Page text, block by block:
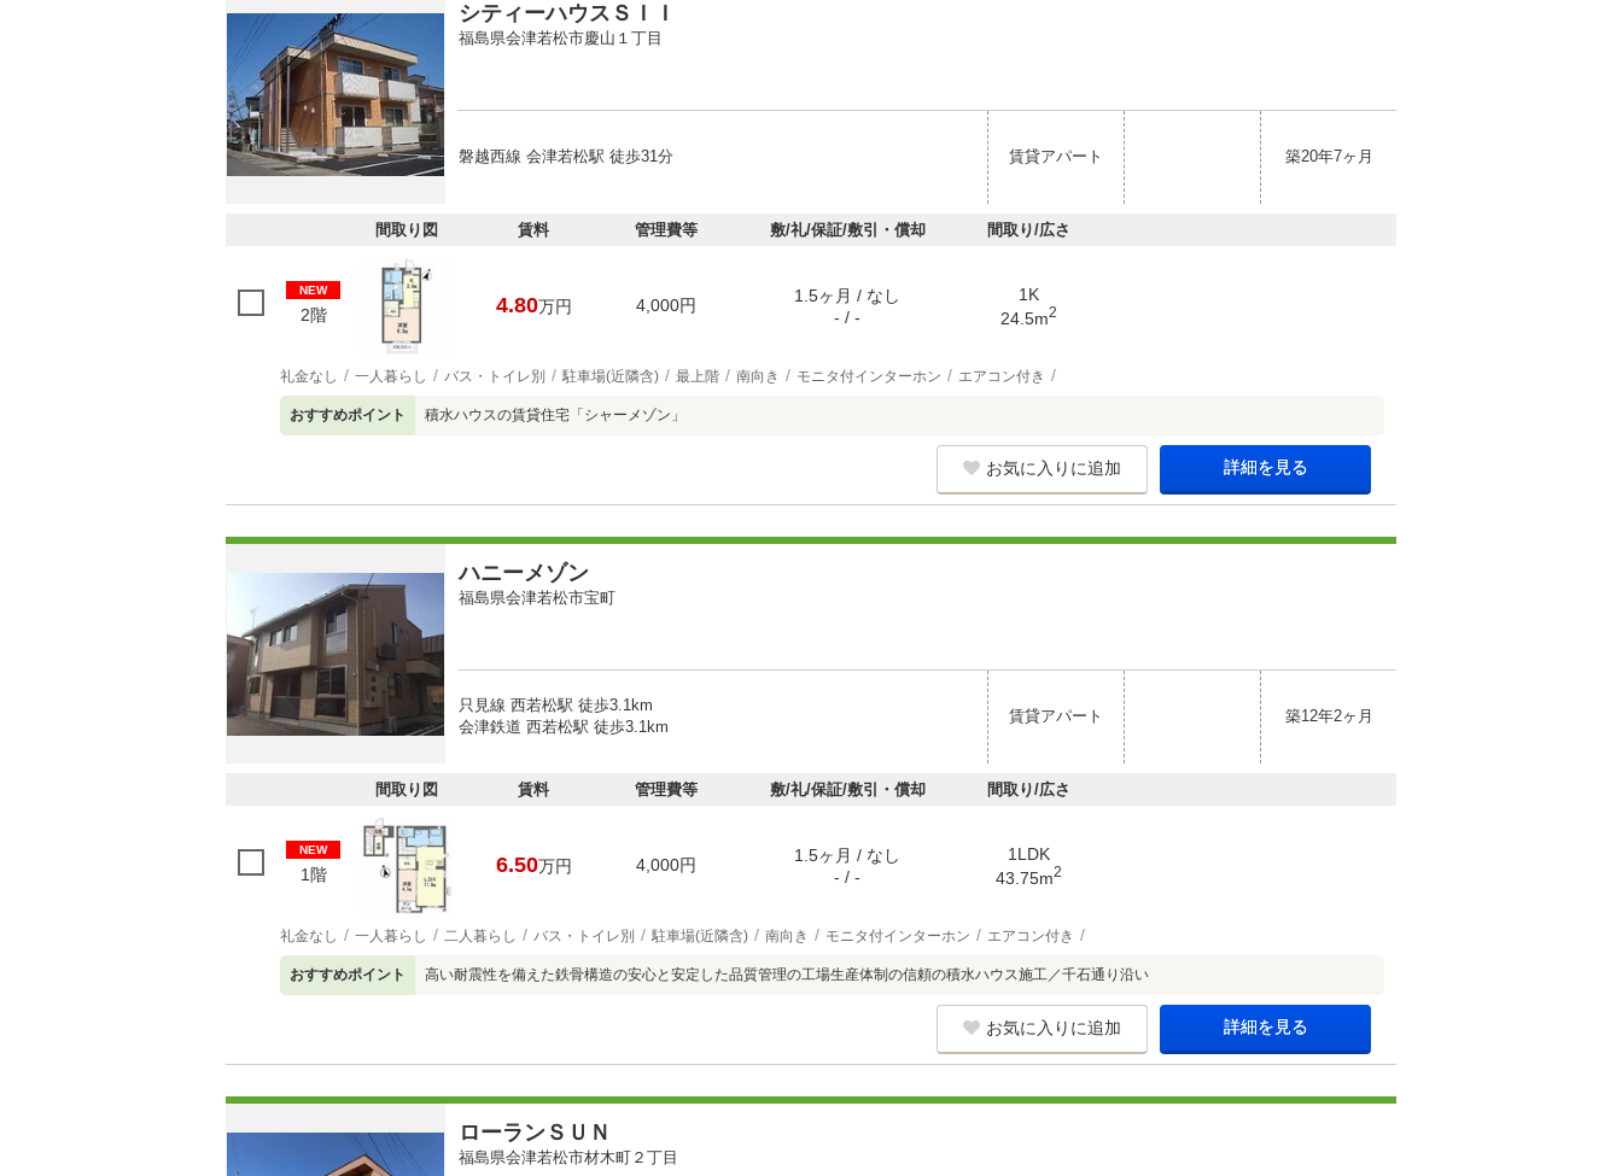
シティーハウスＳＩＩ
福島県会津若松市慶山１丁目
磐越西線 会津若松駅 徒歩31分 賃貸アパート 築20年7ヶ月
間取り図 賃料 管理費等 敷/礼/保証/敷引・償却 間取り/広さ
NEW
2階 4.80万円 4,000円
1.5ヶ月 / なし
- / -
1K
24.5m2
礼金なし 一人暮らし バス・トイレ別 駐車場(近隣含) 最上階 南向き モニタ付インターホン エアコン付き
おすすめポイント 積水ハウスの賃貸住宅「シャーメゾン」
お気に入りに追加 詳細を見る
ハニーメゾン
福島県会津若松市宝町
只見線 西若松駅 徒歩3.1km
会津鉄道 西若松駅 徒歩3.1km
賃貸アパート 築12年2ヶ月
間取り図 賃料 管理費等 敷/礼/保証/敷引・償却 間取り/広さ
NEW
1階 6.50万円 4,000円
1.5ヶ月 / なし
- / -
1LDK
43.75m2
礼金なし 一人暮らし 二人暮らし バス・トイレ別 駐車場(近隣含) 南向き モニタ付インターホン エアコン付き
おすすめポイント 高い耐震性を備えた鉄骨構造の安心と安定した品質管理の工場生産体制の信頼の積水ハウス施工／千石通り沿い
お気に入りに追加 詳細を見る
ローランＳＵＮ
福島県会津若松市材木町２丁目